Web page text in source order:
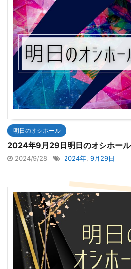
明日のオシホール
2024年9月29日明日のオシホール
2024/9/28 2024年 9月29日